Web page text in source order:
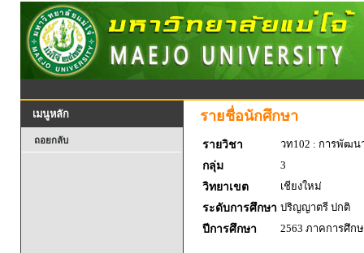
เมนูหลัก
ถอยกลับ
รายชื่อนักศึกษา
รายวิชา
วท102 : การพัฒน
กลุ่ม
3
วิทยาเขต
เชียงใหม่
ระดับการศึกษา ปริญญาตรี ปกติ
ปีการศึกษา
2563 ภาคการศึก